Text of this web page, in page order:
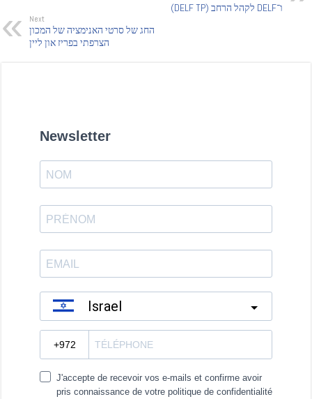
ו־DELF לקהל הרחב (DELF TP)
Next
החג של סרטי האנימציה של המכון
הצרפתי בפריז און ליין